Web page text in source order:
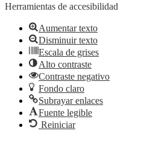
Herramientas de accesibilidad
Aumentar texto
Disminuir texto
Escala de grises
Alto contraste
Contraste negativo
Fondo claro
Subrayar enlaces
Fuente legible
Reiniciar